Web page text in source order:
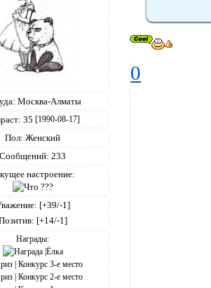
Москва-Алматы
35 [1990-08-17]
Пол: Женский
Сообщений: 233
настроение:
[+39/-1]
[+14/-1]
Награды:
0